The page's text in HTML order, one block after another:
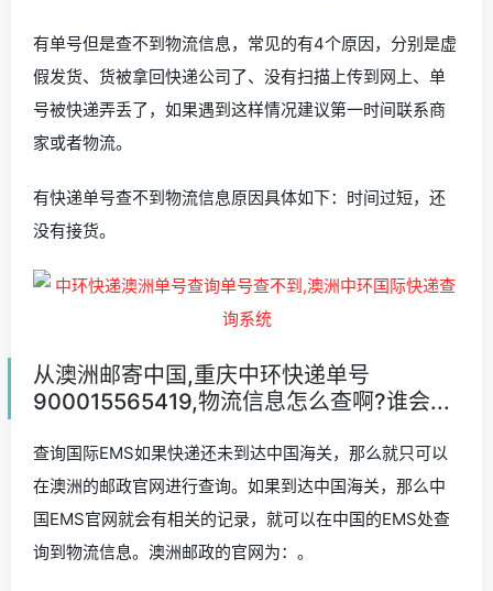
有单号但是查不到物流信息，常见的有4个原因，分别是虚
假发货、货被拿回快递公司了、没有扫描上传到网上、单
号被快递弄丢了，如果遇到这样情况建议第一时间联系商
家或者物流。
有快递单号查不到物流信息原因具体如下：时间过短，还
没有接货。
从澳洲邮寄中国,重庆中环快递单号
900015565419,物流信息怎么查啊?谁会...
查询国际EMS如果快递还未到达中国海关，那么就只可以
在澳洲的邮政官网进行查询。如果到达中国海关，那么中
国EMS官网就会有相关的记录，就可以在中国的EMS处查
询到物流信息。澳洲邮政的官网为：。